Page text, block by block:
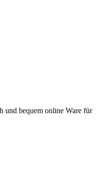
und bequem online Ware für